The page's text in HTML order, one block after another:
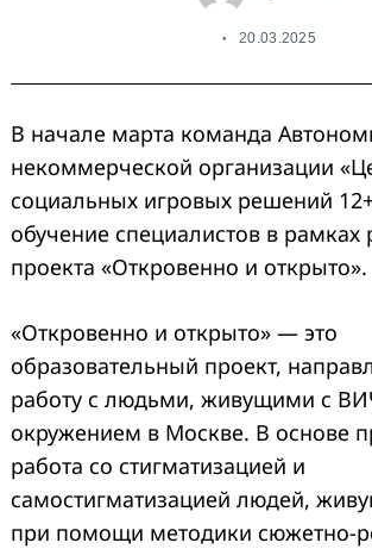
20.03.2025
В начале марта команда
некоммерческой организации
социальных игровых решений
обучение специалистов в рамках
проекта «Откровенно и открыто».
«Откровенно и открыто» — это
образовательный проект,
работу с людьми, живущими с
окружением в Москве. В основе
работа со стигматизацией и
самостигматизацией людей,
при помощи методики сюжетно-